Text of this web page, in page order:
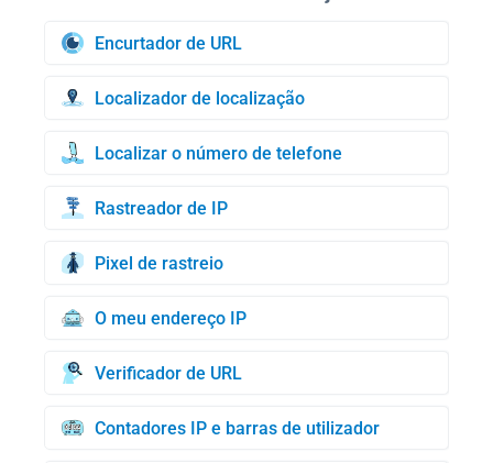
Encurtador de URL
Localizador de localização
Localizar o número de telefone
Rastreador de IP
Pixel de rastreio
O meu endereço IP
Verificador de URL
Contadores IP e barras de utilizador